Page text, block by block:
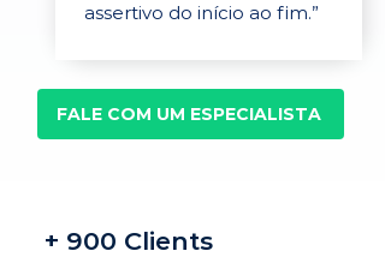
assertivo do início ao fim.”
FALE COM UM ESPECIALISTA
+ 900 Clients